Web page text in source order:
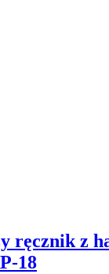
ręcznik z
18